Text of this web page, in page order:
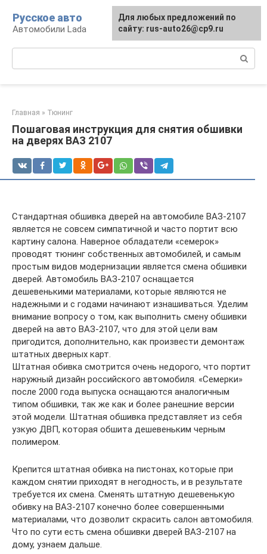
контенту
Русское авто
Автомобили Lada
Главная » Тюнинг
Пошаговая инструкция для снятия обшивки
на дверях ВАЗ 2107
Стандартная обшивка дверей на автомобиле ВАЗ-2107
является не совсем симпатичной и часто портит всю
картину салона. Наверное обладатели «семерок»
проводят тюнинг собственных автомобилей, и самым
простым видов модернизации является смена обшивки
дверей. Автомобиль ВАЗ-2107 оснащается
дешевенькими материалами, которые являются не
надежными и с годами начинают изнашиваться. Уделим
внимание вопросу о том, как выполнить смену обшивки
дверей на авто ВАЗ-2107, что для этой цели вам
пригодится, дополнительно, как произвести демонтаж
штатных дверных карт.
Штатная обивка смотрится очень недорого, что портит
наружный дизайн российского автомобиля. «Семерки»
после 2000 года выпуска оснащаются аналогичным
типом обшивки, так же как и более ранешние версии
этой модели. Штатная обшивка представляет из себя
узкую ДВП, которая обшита дешевеньким черным
полимером.
Крепится штатная обивка на пистонах, которые при
каждом снятии приходят в негодность, и в результате
требуется их смена. Сменять штатную дешевенькую
обивку на ВАЗ-2107 конечно более совершенными
материалами, что дозволит скрасить салон автомобиля.
Что по сути есть смена обшивки дверей ВАЗ-2107 на
дому, узнаем дальше.
Для любых предложений по
сайту: rus-auto26@cp9.ru